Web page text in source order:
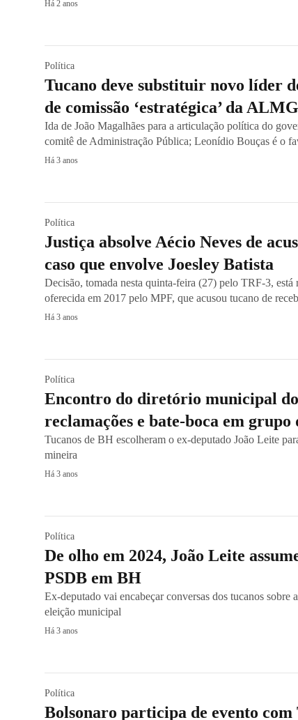
Há 2 anos
Política
Tucano deve substituir novo líder
de comissão ‘estratégica’ da ALMG
Ida de João Magalhães para a articulação política do
comitê de Administração Pública; Leonídio Bouças é o
Há 3 anos
Política
Justiça absolve Aécio Neves de
caso que envolve Joesley Batista
Decisão, tomada nesta quinta-feira (27) pelo TRF-3, está
oferecida em 2017 pelo MPF, que acusou tucano de
Há 3 anos
Política
Encontro do diretório municipal
reclamações e bate-boca em grupo
Tucanos de BH escolheram o ex-deputado João Leite
mineira
Há 3 anos
Política
De olho em 2024, João Leite
PSDB em BH
Ex-deputado vai encabeçar conversas dos tucanos sobre
eleição municipal
Há 3 anos
Política
Bolsonaro participa de evento